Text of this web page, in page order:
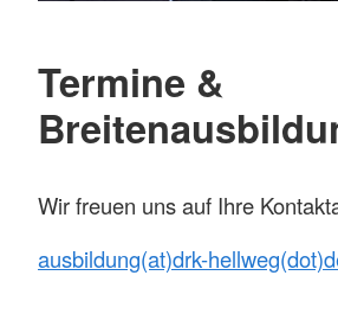
Termine &
Wir freuen uns auf Ihre
ausbildung(at)drk-